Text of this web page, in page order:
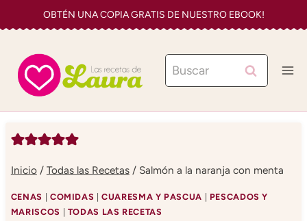
al
contenido
OBTÉN UNA COPIA GRATIS DE NUESTRO EBOOK!
Buscar:
Inicio / Todas las Recetas / Salmón a la naranja con menta
CENAS COMIDAS |CUARESMA Y PASCUA
PESCADOS Y
MARISCOS
TODAS LAS RECETAS